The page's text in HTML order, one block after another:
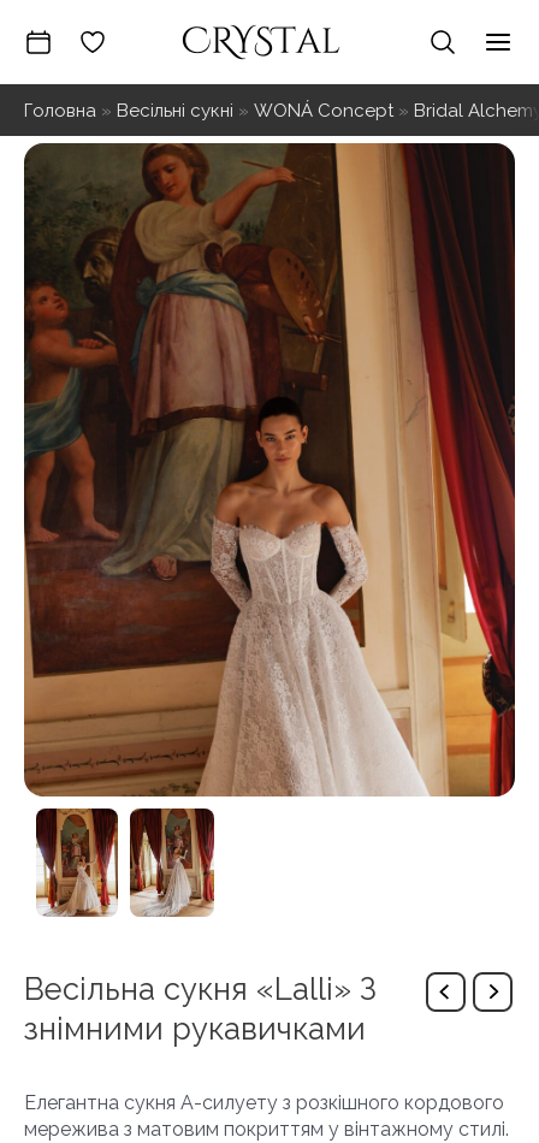
вмісту
Головна » Весільні сукні » WONÁ Concept» Bridal
Весільна сукня «Lalli» З
знімними рукавичками
Елегантна сукня А-силуету з розкішного кордового
мережива з матовим покриттям у вінтажному стилі.